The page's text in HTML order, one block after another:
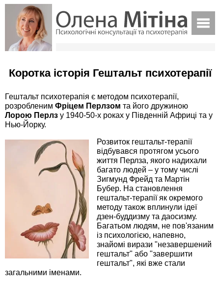
Коротка історія Гештальт психотерапії
Гештальт психотерапія є методом психотерапії,
розробленим Фріцем Перлзом та його дружиною
Лорою Перлз у 1940-50-х роках у Південній Африці та у
Нью-Йорку.
Розвиток гештальт-терапії
відбувався протягом усього
життя Перлза, якого надихали
багато людей – у тому числі
Зигмунд Фрейд та Мартін
Бубер. На становлення
гештальт-терапії як окремого
методу також вплинули ідеї
дзен-буддизму та даосизму.
Багатьом людям, не пов'язаним
із психологією, напевно,
знайомі вирази "незавершений
гештальт" або "завершити
гештальт", які вже стали
загальними іменами.